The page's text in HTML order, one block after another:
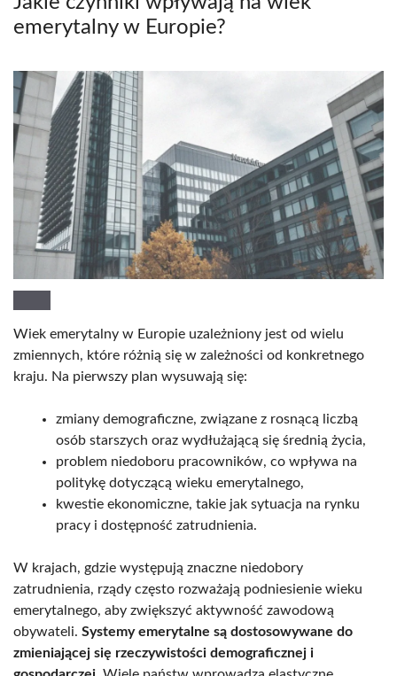
emerytalny w Europie?
Wiek emerytalny w Europie uzależniony jest od wielu
zmiennych, które różnią się w zależności od konkretnego
kraju. Na pierwszy plan wysuwają się:
zmiany demograficzne, związane z rosnącą liczbą
osób starszych oraz wydłużającą się średnią życia,
problem niedoboru pracowników, co wpływa na
politykę dotyczącą wieku emerytalnego,
kwestie ekonomiczne, takie jak sytuacja na rynku
pracy i dostępność zatrudnienia.
W krajach, gdzie występują znaczne niedobory
zatrudnienia, rządy często rozważają podniesienie wieku
emerytalnego, aby zwiększyć aktywność zawodową
obywateli. Systemy emerytalne są dostosowywane do
zmieniającej się rzeczywistości demograficznej i